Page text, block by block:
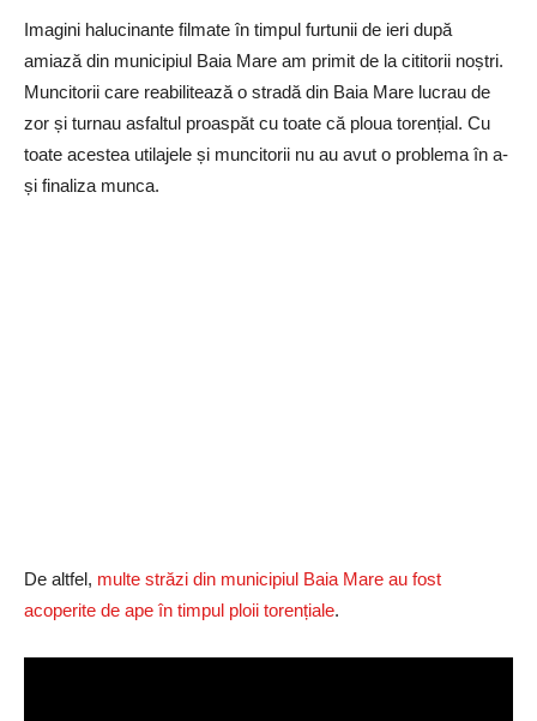
Imagini halucinante filmate în timpul furtunii de ieri după
amiază din municipiul Baia Mare am primit de la cititorii noștri.
Muncitorii care reabilitează o stradă din Baia Mare lucrau de
zor și turnau asfaltul proaspăt cu toate că ploua torențial. Cu
toate acestea utilajele și muncitorii nu au avut o problema în a-
și finaliza munca.
De altfel, multe străzi din municipiul Baia Mare au fost
acoperite de ape în timpul ploii torențiale.